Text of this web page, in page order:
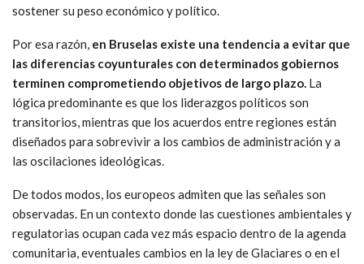
sostener su peso económico y político.
Por esa razón, en Bruselas existe una tendencia a evitar que
las diferencias coyunturales con determinados gobiernos
terminen comprometiendo objetivos de largo plazo. La
lógica predominante es que los liderazgos políticos son
transitorios, mientras que los acuerdos entre regiones están
diseñados para sobrevivir a los cambios de administración y a
las oscilaciones ideológicas.
De todos modos, los europeos admiten que las señales son
observadas. En un contexto donde las cuestiones ambientales y
regulatorias ocupan cada vez más espacio dentro de la agenda
comunitaria, eventuales cambios en la ley de Glaciares o en el